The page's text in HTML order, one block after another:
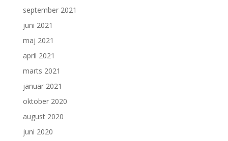
september 2021
juni 2021
maj 2021
april 2021
marts 2021
januar 2021
oktober 2020
august 2020
juni 2020